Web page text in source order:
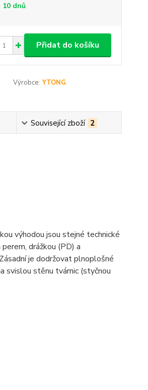
10 dnů
Přidat do košíku
Výrobce: YTONG
Související zboží 2
výhodou jsou stejné technické
drážkou (PD) a
je dodržovat plnoplošné
svislou stěnu tvárnic (styčnou